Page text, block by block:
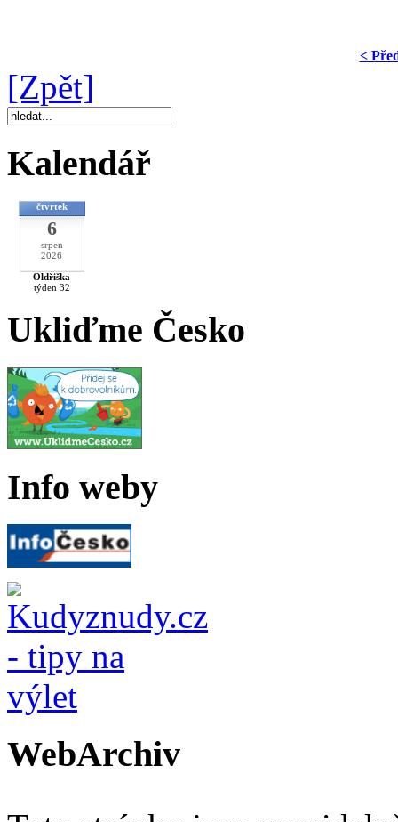
<
[Zpět]
Kalendář
čtvrtek
6
srpen
2026
Oldřiška
týden 32
Ukliďme Česko
Info weby
WebArchiv